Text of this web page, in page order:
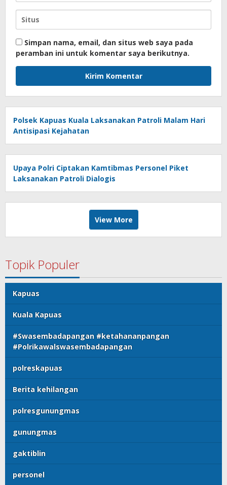
Simpan nama, email, dan situs web saya pada
peramban ini untuk komentar saya berikutnya.
Polsek Kapuas Kuala Laksanakan Patroli Malam Hari
Antisipasi Kejahatan
Upaya Polri Ciptakan Kamtibmas Personel Piket
Laksanakan Patroli Dialogis
View More
Topik Populer
Kapuas
Kuala Kapuas
#Swasembadapangan #ketahananpangan
#Polrikawalswasembadapangan
polreskapuas
Berita kehilangan
polresgunungmas
gunungmas
gaktiblin
personel